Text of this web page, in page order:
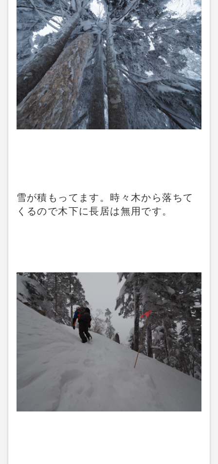
雪が積もってます。時々木から落ちて
くるので木下に長居は無用です。